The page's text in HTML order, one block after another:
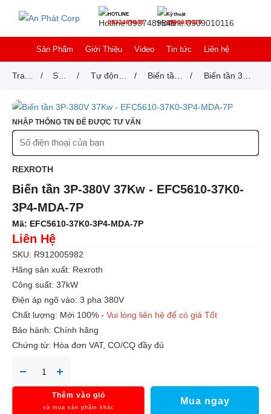
HOTLINE
0937489849
Kỹ thuật
0909010116
Sản Phẩm Giới Thiệu Video Tin tức Liên hệ
Trang
chủ
/ Sản / Tự động
Factory
automation
/ Biến tần / Biến tần 3P-
NHẬP THÔNG TIN ĐỂ ĐƯỢC TƯ VẤN
REXROTH
Biến tần 3P-380V 37Kw - EFC5610-37K0-
3P4-MDA-7P
Mã: EFC5610-37K0-3P4-MDA-7P
Liên Hệ
SKU: R912005982
Hãng sản xuất: Rexroth
Công suất: 37kW
Điện áp ngõ vào: 3 pha 380V
Chất lượng: Mới 100% - Vui lòng liên hệ để có giá Tốt
Bảo hành: Chính hãng
Chứng từ: Hóa đơn VAT, CO/CQ đầy đủ
Thêm vào giỏ
và mua sản phẩm khác
Mua ngay